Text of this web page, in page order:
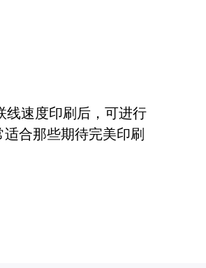
线速度印刷后，可进行
适合那些期待完美印刷